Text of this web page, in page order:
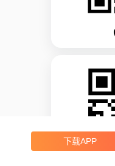
下载APP